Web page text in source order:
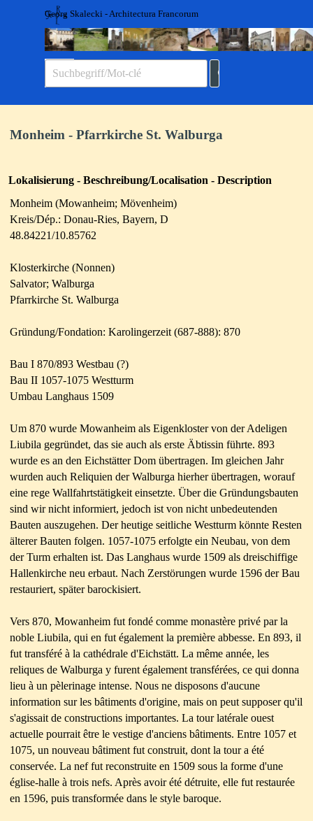
Direkt zum Seiteninhalt
Georg Skalecki - Architectura Francorum
Monheim - Pfarrkirche St. Walburga
Lokalisierung - Beschreibung/Localisation - Description
Monheim (Mowanheim; Mövenheim)
Kreis/Dép.: Donau-Ries, Bayern, D
48.84221/10.85762
Klosterkirche (Nonnen)
Salvator; Walburga
Pfarrkirche St. Walburga
Gründung/Fondation: Karolingerzeit (687-888): 870
Bau I 870/893 Westbau (?)
Bau II 1057-1075 Westturm
Umbau Langhaus 1509
Um 870 wurde Mowanheim als Eigenkloster von der Adeligen
Liubila gegründet, das sie auch als erste Äbtissin führte. 893
wurde es an den Eichstätter Dom übertragen. Im gleichen Jahr
wurden auch Reliquien der Walburga hierher übertragen, worauf
eine rege Wallfahrtstätigkeit einsetzte. Über die Gründungsbauten
sind wir nicht informiert, jedoch ist von nicht unbedeutenden
Bauten auszugehen. Der heutige seitliche Westturm könnte Resten
älterer Bauten folgen. 1057-1075 erfolgte ein Neubau, von dem
der Turm erhalten ist. Das Langhaus wurde 1509 als dreischiffige
Hallenkirche neu erbaut. Nach Zerstörungen wurde 1596 der Bau
restauriert, später barockisiert.
Vers 870, Mowanheim fut fondé comme monastère privé par la
noble Liubila, qui en fut également la première abbesse. En 893, il
fut transféré à la cathédrale d'Eichstätt. La même année, les
reliques de Walburga y furent également transférées, ce qui donna
lieu à un pèlerinage intense. Nous ne disposons d'aucune
information sur les bâtiments d'origine, mais on peut supposer qu'il
s'agissait de constructions importantes. La tour latérale ouest
actuelle pourrait être le vestige d'anciens bâtiments. Entre 1057 et
1075, un nouveau bâtiment fut construit, dont la tour a été
conservée. La nef fut reconstruite en 1509 sous la forme d'une
église-halle à trois nefs. Après avoir été détruite, elle fut restaurée
en 1596, puis transformée dans le style baroque.